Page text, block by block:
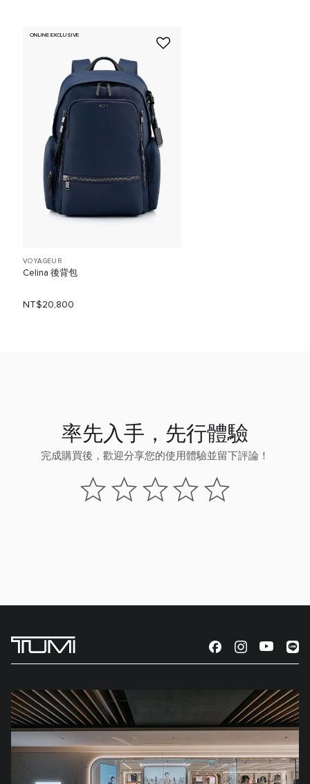
ONLINE EXCLUSIVE
VOYAGEUR
Celina 後背包
NT$20,800
率先入手，先行體驗
完成購買後，歡迎分享您的使用體驗並留下評論！